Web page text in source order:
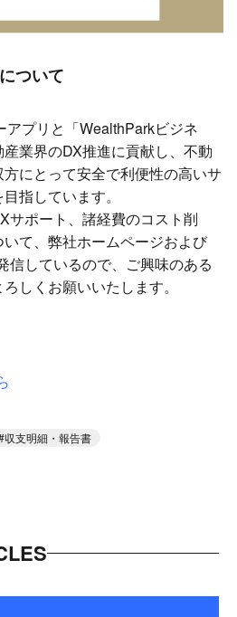
ついて
プリと「WealthParkビジネ
業界のDX推進に貢献し、不動
にとって安全で利便性の高いサ
指しています。
サポート、諸経費のコスト削
て、弊社ホームページおよび
信しているので、ご興味のある
しくお願いいたします。
収支明細・報告書